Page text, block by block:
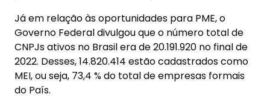
Já em relação às oportunidades para PME, o
Governo Federal divulgou que o número total de
CNPJs ativos no Brasil era de 20.191.920 no final de
2022. Desses, 14.820.414 estão cadastrados como
MEI, ou seja, 73,4 % do total de empresas formais
do País.